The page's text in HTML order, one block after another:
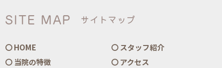
SITE MAP サイトマップ
HOME
当院の特徴
スタッフ紹介
アクセス